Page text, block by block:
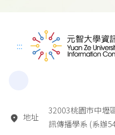
:::
地址
32003桃園市中壢
訊傳播學系 (系辦